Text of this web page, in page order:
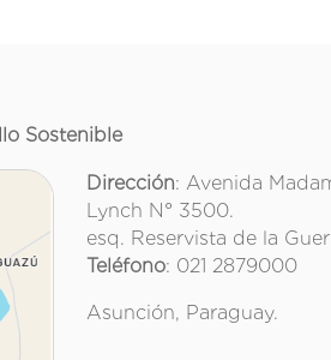
Sostenible
Dirección: Avenida
Lynch N° 3500.
esq. Reservista de la
Teléfono: 021 2879000
Asunción, Paraguay.